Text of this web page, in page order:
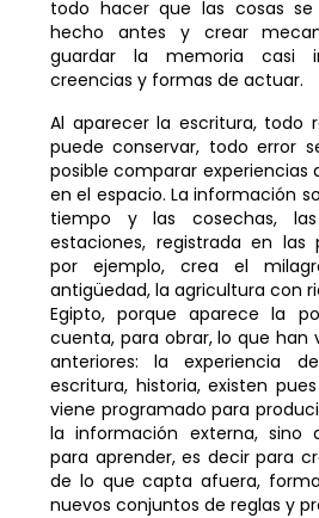
todo hacer que las cosas
hecho antes y crear
guardar la memoria casi
creencias y formas de actuar.
Al aparecer la escritura, todo
puede conservar, todo error
posible comparar experiencias
en el espacio. La información
tiempo y las cosechas,
estaciones, registrada en las
por ejemplo, crea el
antigüedad, la agricultura con
Egipto, porque aparece la
cuenta, para obrar, lo que han
anteriores: la experiencia
escritura, historia, existen
viene programado para
la información externa, sino
para aprender, es decir para
de lo que capta afuera,
nuevos conjuntos de reglas y